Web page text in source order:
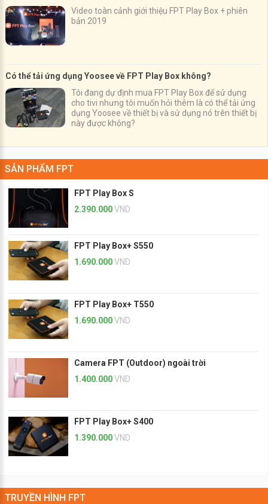
Video toàn cảnh giới thiệu FPT Play Box + phiên
bản 2019
Có thể tải ứng dụng Yoosee về FPT Play Box không?
Tôi đang dự định mua FPT Play Box để sử dụng
cho tivi nhưng tôi muốn hỏi thêm là có thể tải ứng
dụng Yoosee về thiết bị và sử dụng nó trên thiết bị
này được không?
SẢN PHẨM FPT
FPT Play Box S
2.390.000VND
FPT Play Box+ S550
1.690.000VND
FPT Play Box+ T550
1.690.000VND
Camera FPT (Outdoor) ngoài trời
1.400.000VND
FPT Play Box+ S400
1.390.000VND
TRUYỀN HÌNH FPT